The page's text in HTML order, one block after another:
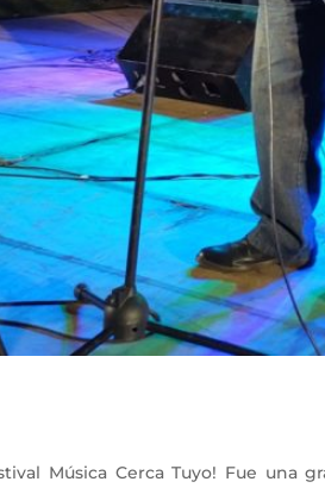
Música Cerca Tuyo! Fue una